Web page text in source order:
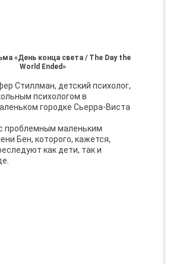
«День конца света / The Day the
World Ended»
Стиллман, детский психолог,
психологом в
городке Сьерра-Виста
проблемным маленьким
Бен, которого, кажется,
как дети, так и